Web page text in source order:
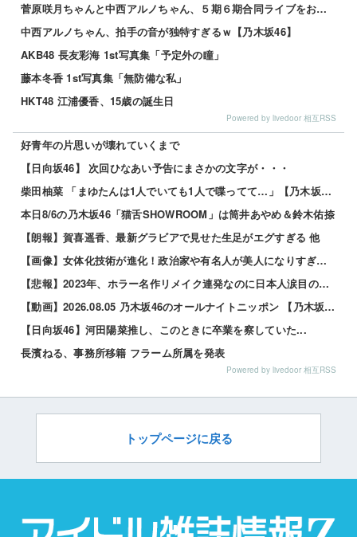
菅原咲月ちゃんと中西アルノちゃん、５期６期合同ライブをおねだり！！！【乃木坂46】
中西アルノちゃん、拍手の音が独特すぎるｗ【乃木坂46】
AKB48 長友彩海 1st写真集「予定外の瞳」
藤本冬香 1st写真集「無防備な私」
HKT48 江浦優香、15歳の誕生日
Powered by livedoor 相互RSS
好青年の片思いが壊れていくまで
【日向坂46】 次回ひなあい予告にまさかの文字が・・・
柴田柚菜 「まゆたんは1人でいても1人で喋ってて…」【乃木坂46】
本日8/6の乃木坂46「猫舌SHOWROOM」は筒井あやめ＆鈴木佑捺
【朗報】賀喜遥香、最新グラビアで見せた生足がエグすぎる 他
【画像】女体化技術が進化！政治家や有名人が美人になりすぎて草ｗｗｗｗ 他
【悲報】2023年、ホラー名作リメイク連発なのに日本人涙目の理由がこれｗｗｗｗ 他
【動画】2026.08.05 乃木坂46のオールナイトニッポン 【乃木坂46 井上和】
【日向坂46】河田陽菜推し、このときに卒業を察していた...
長濱ねる、事務所移籍 フラーム所属を発表
Powered by livedoor 相互RSS
トップページに戻る